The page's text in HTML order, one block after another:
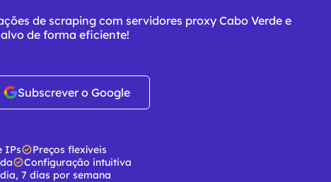
de scraping com servidores proxy Cabo Verde e
de forma eficiente!
Subscrever o Google
IPs
Preços flexíveis
Configuração intuitiva
7 dias por semana